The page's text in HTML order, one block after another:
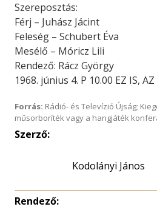
Szereposztás:
Férj – Juhász Jácint
Feleség – Schubert Éva
Mesélő – Móricz Lili
Rendező: Rácz György
1968. június 4. P 10.00 EZ IS, AZ
Forrás: Rádió- és Televízió Újság;
műsorboríték vagy a hangjáték
Szerző:
Kodolányi János
Rendező: